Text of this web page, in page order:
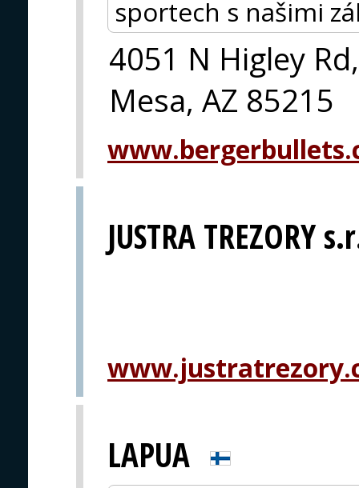
sportech s našimi
4051 N Higley Rd,
Mesa, AZ 85215
JUSTRA TREZORY
LAPUA